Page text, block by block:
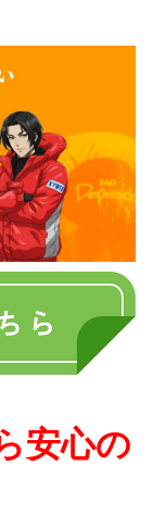
安心の